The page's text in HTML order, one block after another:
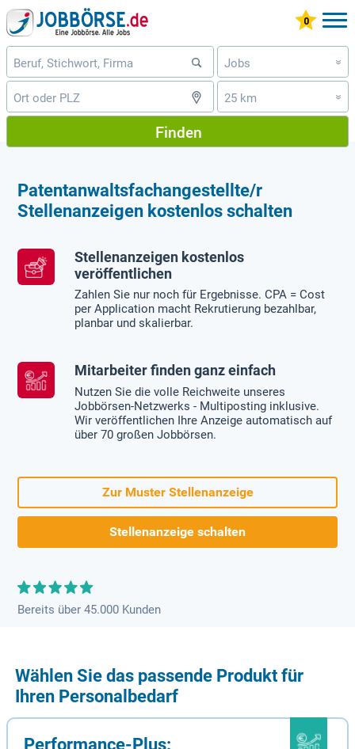
Jobs »
25 km »
Finden
Patentanwaltsfachangestellte/r
Stellenanzeigen kostenlos schalten
Stellenanzeigen kostenlos
veröffentlichen
Zahlen Sie nur noch für Ergebnisse. CPA = Cost
per Application macht Rekrutierung bezahlbar,
planbar und skalierbar.
Mitarbeiter finden ganz einfach
Nutzen Sie die volle Reichweite unseres
Jobbörsen-Netzwerks - Multiposting inklusive.
Wir veröffentlichen Ihre Anzeige automatisch auf
über 70 großen Jobbörsen.
Zur Muster Stellenanzeige
Stellenanzeige schalten
Bereits über 45.000 Kunden
Wählen Sie das passende Produkt für
Ihren Personalbedarf
Performance-Plus: